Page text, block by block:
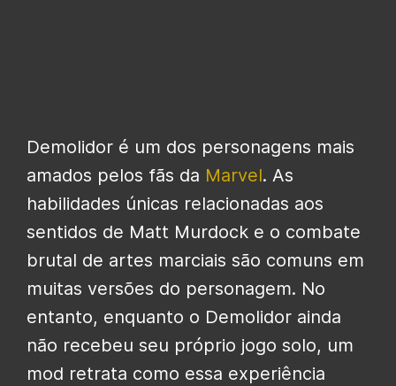
Demolidor é um dos personagens mais
amados pelos fãs da Marvel. As
habilidades únicas relacionadas aos
sentidos de Matt Murdock e o combate
brutal de artes marciais são comuns em
muitas versões do personagem. No
entanto, enquanto o Demolidor ainda
não recebeu seu próprio jogo solo, um
mod retrata como essa experiência